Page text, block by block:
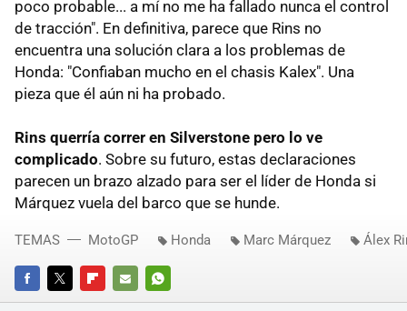
poco probable... a mí no me ha fallado nunca el control
de tracción". En definitiva, parece que Rins no
encuentra una solución clara a los problemas de
Honda: "Confiaban mucho en el chasis Kalex". Una
pieza que él aún ni ha probado.
Rins querría correr en Silverstone pero lo ve
complicado. Sobre su futuro, estas declaraciones
parecen un brazo alzado para ser el líder de Honda si
Márquez vuela del barco que se hunde.
FACEBOOKTWITTERFLIPBOARD
E-
WHATSAPP
TEMAS MotoGP Honda Marc Márquez Álex